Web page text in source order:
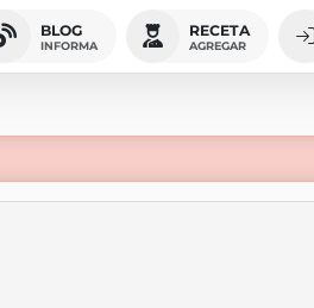
BLOG
INFORMA
RECETA
AGREGAR